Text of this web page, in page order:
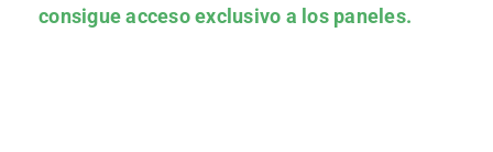
consigue acceso exclusivo a los paneles.